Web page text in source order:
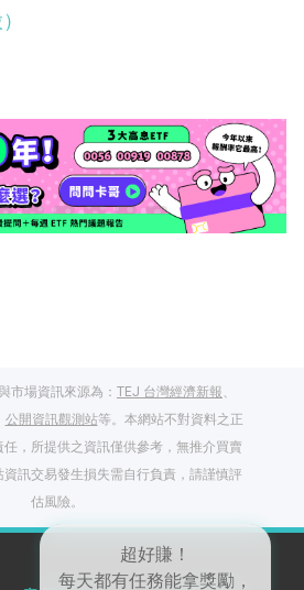
市場資訊來源為： TEJ 台灣經濟新報
公開資訊觀測站等。本網站不對資料之正
，所提供之資訊僅供參考，無推介買賣
訊交易發生損失需自行負責，請謹慎評
估風險。
登入股感會員，閱讀
任一文章